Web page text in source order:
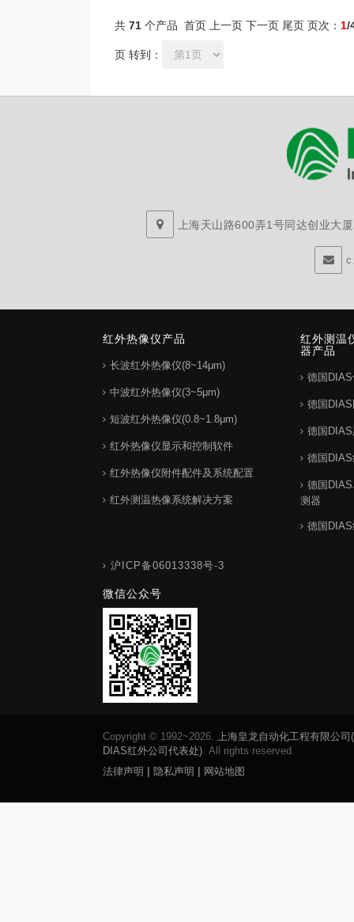
共71 个产品 首页 上一页下一页 尾页 页次： 1/
页 转到：
上海天山路600弄1号同达创业大
红外热像仪产品
长波红外热像仪(8~14μm)
中波红外热像仪(3~5μm)
短波红外热像仪(0.8~1.8μm)
红外热像仪显示和控制软件
红外热像仪附件配件及系统配置
红外测温热像系统解决方案
红外测温
器产品
德国
德国
德国
德国
德国
测器
德国
沪ICP备06013338号-3
微信公众号
Copyright © 1992~2026. 上海皇龙自动化工程有限公司
DIAS红外公司代表处). All rights reserved.
法律声明 | 隐私声明 | 网站地图